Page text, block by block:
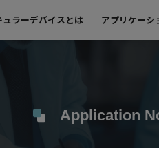
ュラーデバイスとは アプリケーシ
Application